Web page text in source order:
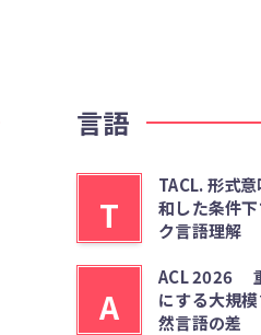
言語
T
TACL. 形式
和した条件
ク言語理解
A
ACL 2026
にする大規
然言語の差